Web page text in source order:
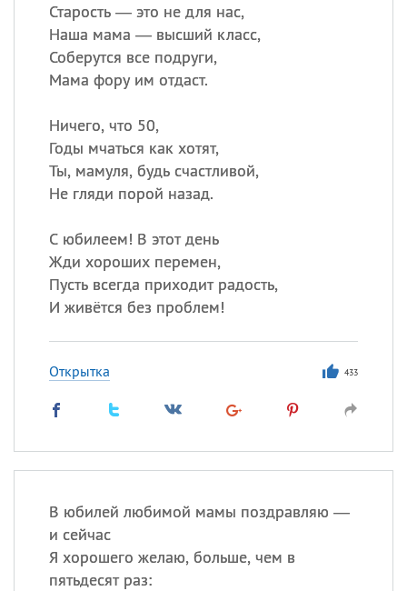
Старость — это не для нас,
Наша мама — высший класс,
Соберутся все подруги,
Мама фору им отдаст.
Ничего, что 50,
Годы мчаться как хотят,
Ты, мамуля, будь счастливой,
Не гляди порой назад.
С юбилеем! В этот день
Жди хороших перемен,
Пусть всегда приходит радость,
И живётся без проблем!
Открытка 433
В юбилей любимой мамы поздравляю —
и сейчас
Я хорошего желаю, больше, чем в
пятьдесят раз: